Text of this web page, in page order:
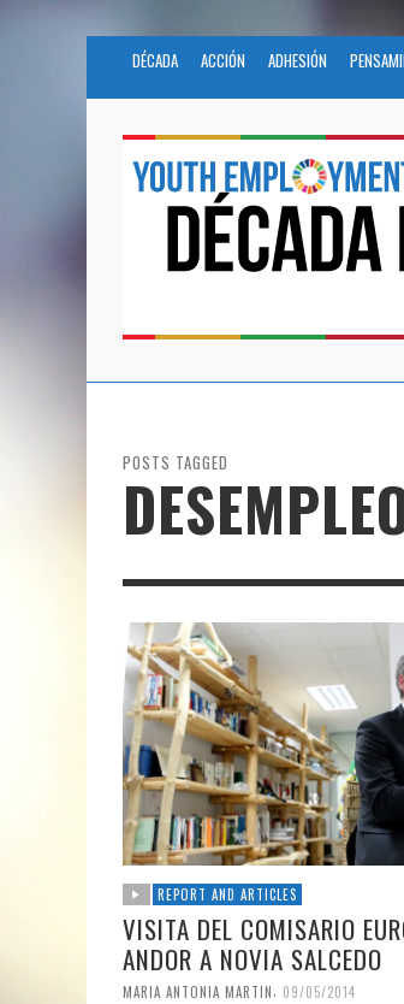
DÉCADA ACCIÓN ADHESIÓN
POSTS TAGGED
REPORT AND ARTICLES
VISITA DEL COMISARIO
ANDOR A NOVIA SALCEDO
MARIA ANTONIA MARTIN 09/05/2014